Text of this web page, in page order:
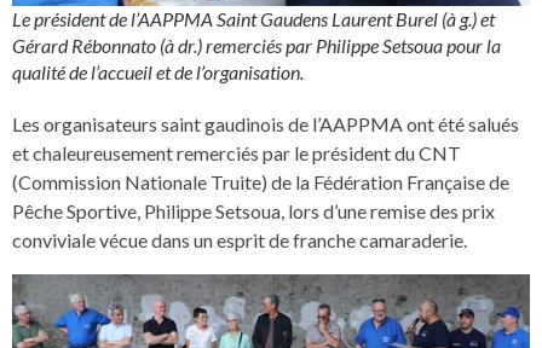
Le président de l’AAPPMA Saint Gaudens Laurent Burel (à g.) et
Gérard Rébonnato (à dr.) remerciés par Philippe Setsoua pour la
qualité de l’accueil et de l’organisation.
Les organisateurs saint gaudinois de l’AAPPMA ont été salués
et chaleureusement remerciés par le président du CNT
(Commission Nationale Truite) de la Fédération Française de
Pêche Sportive, Philippe Setsoua, lors d’une remise des prix
conviviale vécue dans un esprit de franche camaraderie.